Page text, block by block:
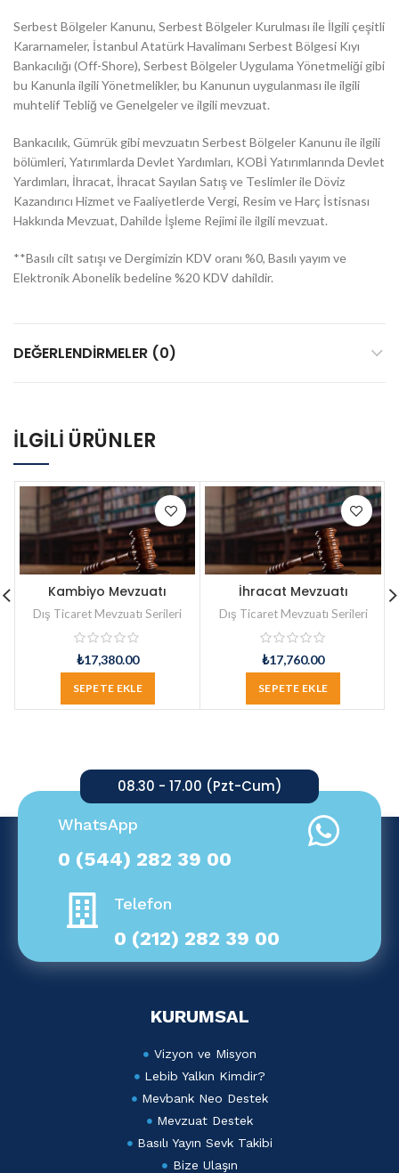
Serbest Bölgeler Kanunu, Serbest Bölgeler Kurulması ile İlgili çeşitli
Kararnameler, İstanbul Atatürk Havalimanı Serbest Bölgesi Kıyı
Bankacılığı (Off-Shore), Serbest Bölgeler Uygulama Yönetmeliği gibi
bu Kanunla ilgili Yönetmelikler, bu Kanunun uygulanması ile ilgili
muhtelif Tebliğ ve Genelgeler ve ilgili mevzuat.
Bankacılık, Gümrük gibi mevzuatın Serbest Bölgeler Kanunu ile ilgili
bölümleri, Yatırımlarda Devlet Yardımları, KOBİ Yatırımlarında Devlet
Yardımları, İhracat, İhracat Sayılan Satış ve Teslimler ile Döviz
Kazandırıcı Hizmet ve Faaliyetlerde Vergi, Resim ve Harç İstisnası
Hakkında Mevzuat, Dahilde İşleme Rejimi ile ilgili mevzuat.
**Basılı cilt satışı ve Dergimizin KDV oranı %0, Basılı yayım ve
Elektronik Abonelik bedeline %20 KDV dahildir.
DEĞERLENDIRMELER (0)
İLGILI ÜRÜNLER
Kambiyo Mevzuatı
Dış Ticaret Mevzuatı Serileri
₺17,380.00
SEPETE EKLE
İhracat Mevzuatı
Dış Ticaret Mevzuatı Serileri
₺17,760.00
SEPETE EKLE
08.30 - 17.00 (Pzt-Cum)
WhatsApp
0 (544) 282 39 00
Telefon
0 (212) 282 39 00
KURUMSAL
Vizyon ve Misyon
Lebib Yalkın Kimdir?
Mevbank Neo Destek
Mevzuat Destek
Basılı Yayın Sevk Takibi
Bize Ulaşın